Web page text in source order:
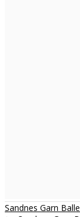
Sandnes Garn